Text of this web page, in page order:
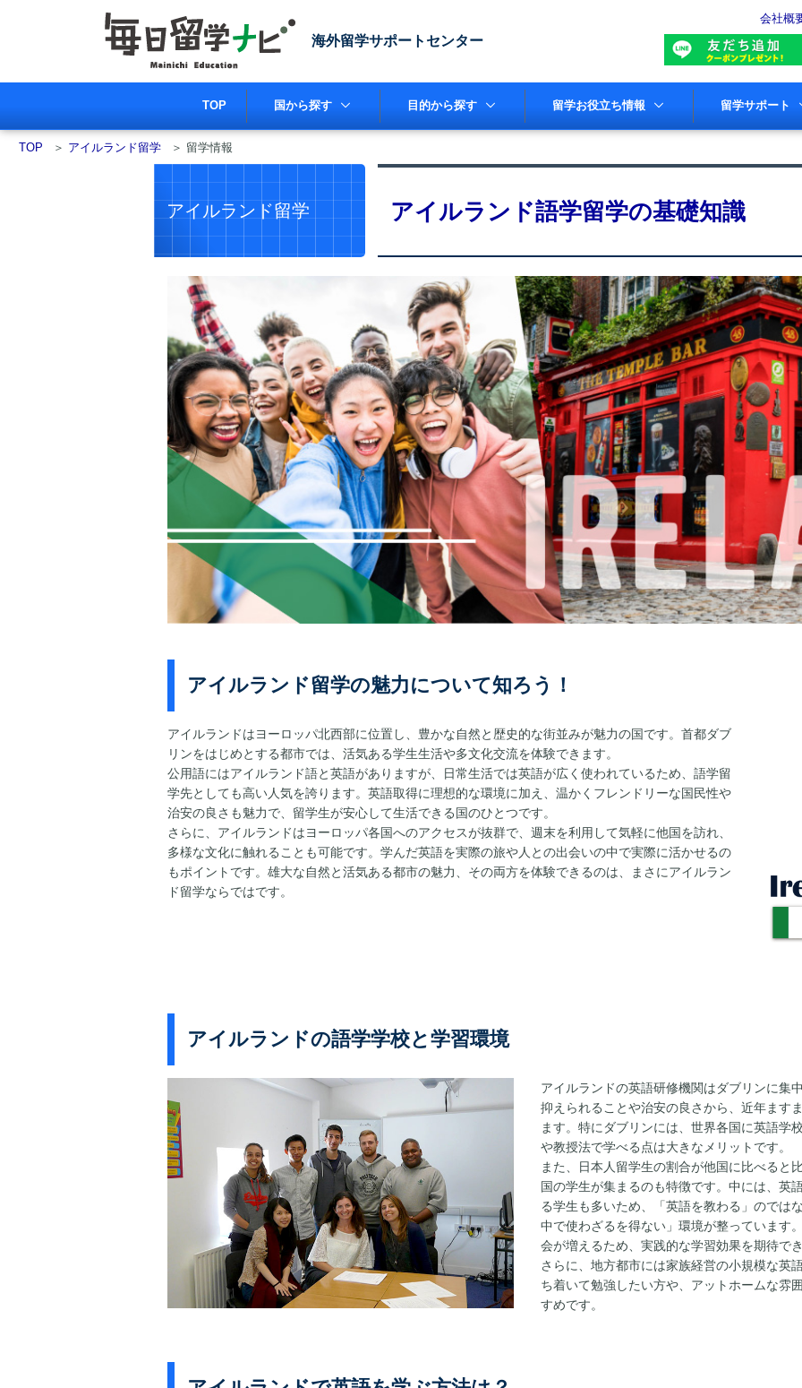
海外留学サポートセンター
会社概
TOP 国から探す 目的から探す 留学お役立ち情報 留学サポート
TOP ＞ アイルランド留学 ＞ 留学情報
アイルランド留学 アイルランド語学留学の基礎知識
アイルランド留学の魅力について知ろう！
アイルランドはヨーロッパ北西部に位置し、豊かな自然と歴史的な街並みが魅力の国です。首都ダブ
リンをはじめとする都市では、活気ある学生生活や多文化交流を体験できます。
公用語にはアイルランド語と英語がありますが、日常生活では英語が広く使われているため、語学留
学先としても高い人気を誇ります。英語取得に理想的な環境に加え、温かくフレンドリーな国民性や
治安の良さも魅力で、留学生が安心して生活できる国のひとつです。
さらに、アイルランドはヨーロッパ各国へのアクセスが抜群で、週末を利用して気軽に他国を訪れ、
多様な文化に触れることも可能です。学んだ英語を実際の旅や人との出会いの中で実際に活かせるの
もポイントです。雄大な自然と活気ある都市の魅力、その両方を体験できるのは、まさにアイルラン
ド留学ならではです。
アイルランドの語学学校と学習環境
アイルランドの英語研修機関はダブリンに集
抑えられることや治安の良さから、近年ます
ます。特にダブリンには、世界各国に英語学
や教授法で学べる点は大きなメリットです。
また、日本人留学生の割合が他国に比べると
国の学生が集まるのも特徴です。中には、英
る学生も多いため、「英語を教わる」のでは
中で使わざるを得ない」環境が整っています
会が増えるため、実践的な学習効果を期待で
さらに、地方都市には家族経営の小規模な英
ち着いて勉強したい方や、アットホームな雰
すめです。